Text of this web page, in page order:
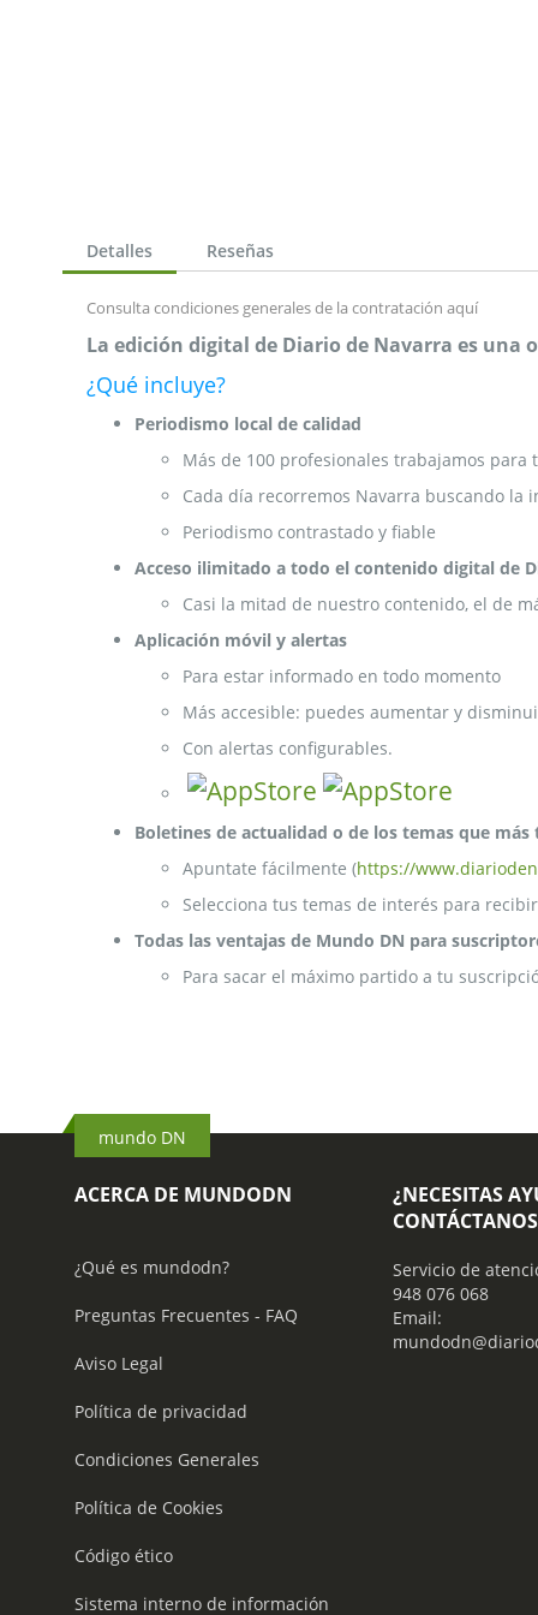
Detalles
Consulta condiciones generales de la contratación aquí
La edición digital de Diario de Navarra es
¿Qué incluye?
Periodismo local de calidad
Más de 100 profesionales trabajamos para
Cada día recorremos Navarra buscando la
Periodismo contrastado y fiable
Acceso ilimitado a todo el contenido digital de
Casi la mitad de nuestro contenido, el de
Aplicación móvil y alertas
Para estar informado en todo momento
Más accesible: puedes aumentar y
Con alertas configurables.
Boletines de actualidad o de los temas que más
Apuntate fácilmente (https://
Selecciona tus temas de interés para
Todas las ventajas de Mundo DN para
Para sacar el máximo partido a tu
Reseñas
mundo DN
ACERCA DE MUNDODN
¿Qué es mundodn?
Preguntas Frecuentes - FAQ
Aviso Legal
Política de privacidad
Condiciones Generales
Política de Cookies
Código ético
Sistema interno de información
¿NECESITAS
CONTÁCTANOS
Servicio de
948 076 068
Email: